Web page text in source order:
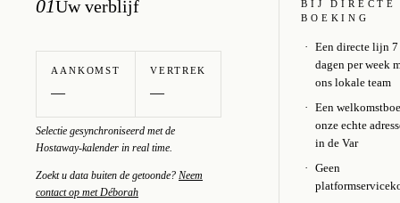
01Uw verblijf
AANKOMST VERTREK
Selectie gesynchroniseerd met de
Hostaway-kalender in real time.
Zoekt u data buiten de getoonde? Neem
contact op met Déborah
BIJ DIRECTE
BOEKING
Een directe lijn 7
dagen per week
ons lokale team
Een
onze echte
in de Var
Geen